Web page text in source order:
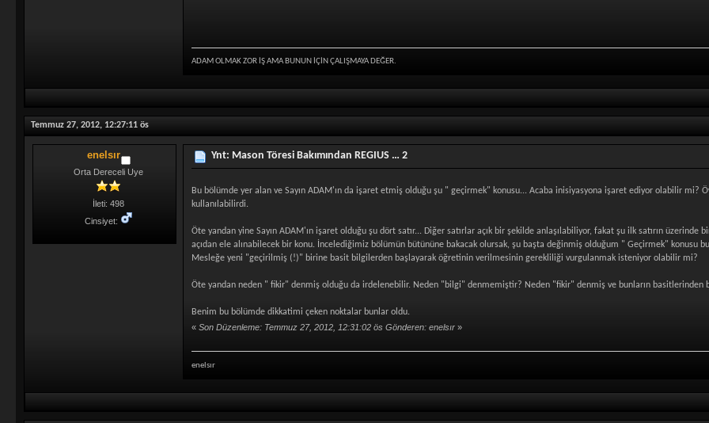
ADAM OLMAK ZOR İŞ AMA BUNUN İÇİN ÇALIŞMAYA DEĞER.
Temmuz 27, 2012, 12:27:11 ös
enelsır
Orta Dereceli Uye
İleti: 498
Cinsiyet:
Ynt: Mason Töresi Bakımından REGIUS … 2
Bu bölümde yer alan ve Sayın ADAM'ın da işaret etmiş olduğu şu " geçirmek" konusu... Acaba inisiyasyona işaret ediyor olabilir
kullanılabilirdi.
Öte yandan yine Sayın ADAM'ın işaret olduğu şu dört satır... Diğer satırlar açık bir şekilde anlaşılabiliyor, fakat şu ilk satırın
açıdan ele alınabilecek bir konu. İncelediğimiz bölümün bütününe bakacak olursak, şu başta değinmiş olduğum " Geçirmek"
Mesleğe yeni "geçirilmiş (!)" birine basit bilgilerden başlayarak öğretinin verilmesinin gerekliliği vurgulanmak isteniyor olabilir mi?
Öte yandan neden " fikir" denmiş olduğu da irdelenebilir. Neden "bilgi" denmemiştir? Neden "fikir" denmiş ve bunların basitlerinden
Benim bu bölümde dikkatimi çeken noktalar bunlar oldu.
«Son Düzenleme: Temmuz 27, 2012, 12:31:02 ös Gönderen: enelsır »
enelsır